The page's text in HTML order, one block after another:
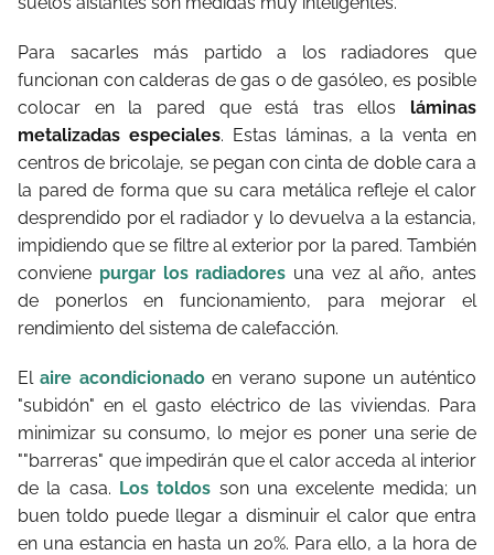
Para sacarles más partido a los radiadores que
funcionan con calderas de gas o de gasóleo, es posible
colocar en la pared que está tras ellos láminas
metalizadas especiales. Estas láminas, a la venta en
centros de bricolaje, se pegan con cinta de doble cara a
la pared de forma que su cara metálica refleje el calor
desprendido por el radiador y lo devuelva a la estancia,
impidiendo que se filtre al exterior por la pared. También
conviene purgar los radiadores una vez al año, antes
de ponerlos en funcionamiento, para mejorar el
rendimiento del sistema de calefacción.
Elaire acondicionadoen verano supone un auténtico
"subidón" en el gasto eléctrico de las viviendas. Para
minimizar su consumo, lo mejor es poner una serie de
""barreras" que impedirán que el calor acceda al interior
de la casa. Los toldos son una excelente medida; un
buen toldo puede llegar a disminuir el calor que entra
en una estancia en hasta un 20%. Para ello, a la hora de